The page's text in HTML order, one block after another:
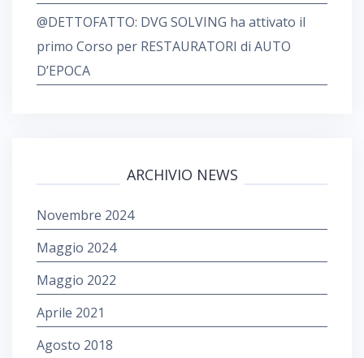
@DETTOFATTO: DVG SOLVING ha attivato il
primo Corso per RESTAURATORI di AUTO
D’EPOCA
ARCHIVIO NEWS
Novembre 2024
Maggio 2024
Maggio 2022
Aprile 2021
Agosto 2018